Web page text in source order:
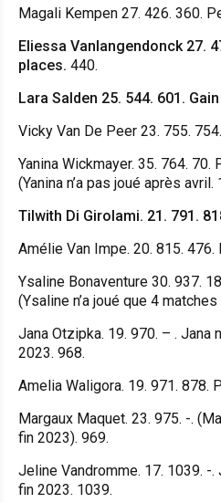
Magali Kempen 27. 426. 360.
Eliessa Vanlangendonck 27.
places. 440.
Lara Salden 25. 544. 601.
Vicky Van De Peer 23. 755.
Yanina Wickmayer. 35. 764.
(Yanina n’a pas joué après avril.
Tilwith Di Girolami. 21. 791.
Amélie Van Impe. 20. 815.
Ysaline Bonaventure 30. 937.
(Ysaline n’a joué que 4
Jana Otzipka. 19. 970. – . Jana
2023. 968.
Amelia Waligora. 19. 971. 878.
Margaux Maquet. 23. 975. -.
fin 2023). 969.
Jeline Vandromme. 17. 1039.
fin 2023. 1039.